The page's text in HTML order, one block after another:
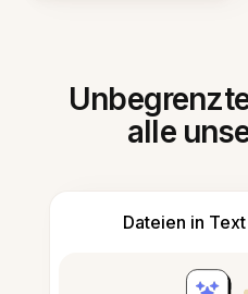
alle
Dateien in